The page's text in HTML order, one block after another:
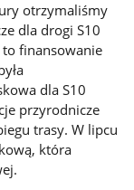
otrzymaliśmy
dla drogi S10
to finansowanie
dla S10
przyrodnicze
trasy. W lipcu
która